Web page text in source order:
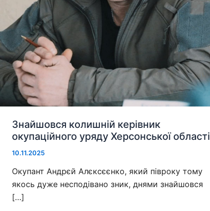
Знайшовся колишній керівник
окупаційного уряду Херсонської області
10.11.2025
Окупант Андрєй Алєксєєнко, який півроку тому
якось дуже несподівано зник, днями знайшовся
[…]